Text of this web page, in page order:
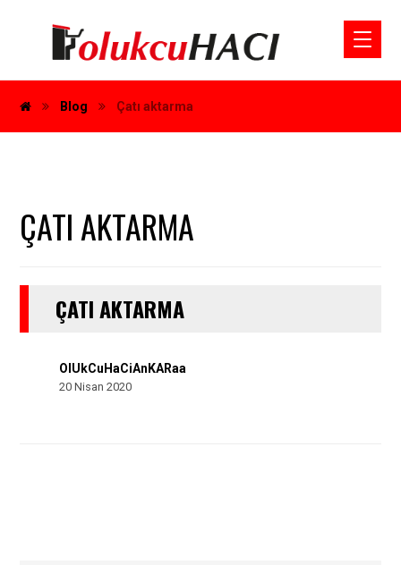
Blog Çatı aktarma
ÇATI AKTARMA
ÇATI AKTARMA
OlUkCuHaCiAnKARaa
20 Nisan 2020